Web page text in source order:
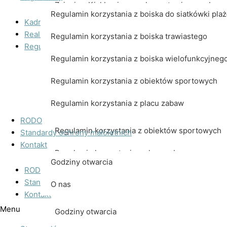
Regulamin korzystania z boiska do siatkówki
Regulamin korzystania z boiska trawiastego
Regulamin korzystania z boiska
Regulamin korzystania z obiektów sportowych
Regulamin korzystania z placu zabaw
RODO
Standardy ochrony małoletnich
Kontakt
Godziny otwarcia
O nas
Menu
Zajęcia z Kickboxingu z elementami samoobrony
Kadra
Realizowane projekty
Regulaminy
Regulamin korzystania z boiska do siatkówki
Regulamin korzystania z boiska trawiastego
Regulamin korzystania z boiska
Regulamin korzystania z obiektów sportowych
Regulamin korzystania z placu zabaw
RODO
Standardy ochrony małoletnich
Kontakt
Godziny otwarcia